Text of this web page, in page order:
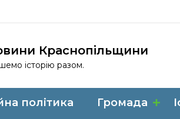
Краснопільщини
історію разом.
політика Громада